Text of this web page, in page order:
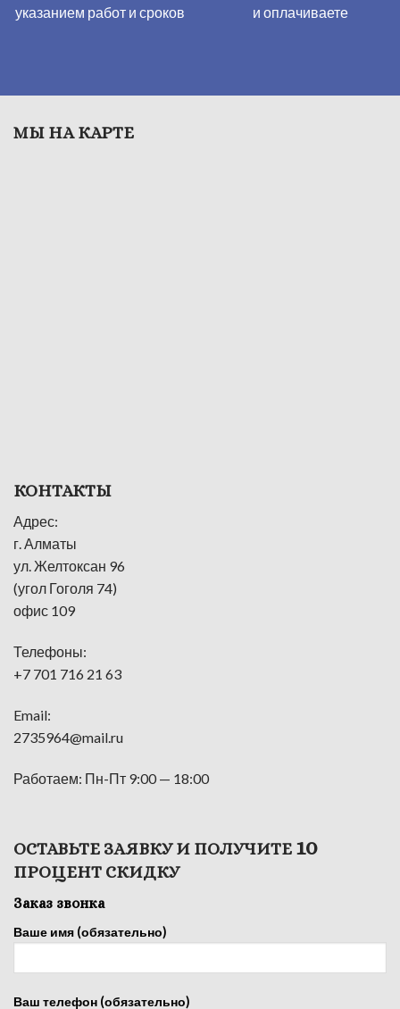
указанием работ и сроков
​и оплачиваете
МЫ НА КАРТЕ
КОНТАКТЫ
Адрес:
г. Алматы
ул. Желтоксан 96
(угол Гоголя 74)
офис 109
Телефоны:
+7 701 716 21 63
Email:
2735964@mail.ru
Работаем: Пн-Пт 9:00 — 18:00
ОСТАВЬТЕ ЗАЯВКУ И ПОЛУЧИТЕ 10
ПРОЦЕНТ СКИДКУ
Заказ звонка
Ваше имя (обязательно)
Ваш телефон (обязательно)